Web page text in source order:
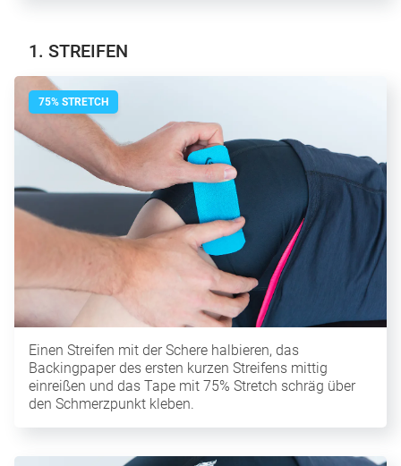
1. STREIFEN
75% STRETCH
Einen Streifen mit der Schere halbieren, das
Backingpaper des ersten kurzen Streifens mittig
einreißen und das Tape mit 75% Stretch schräg über
den Schmerzpunkt kleben.